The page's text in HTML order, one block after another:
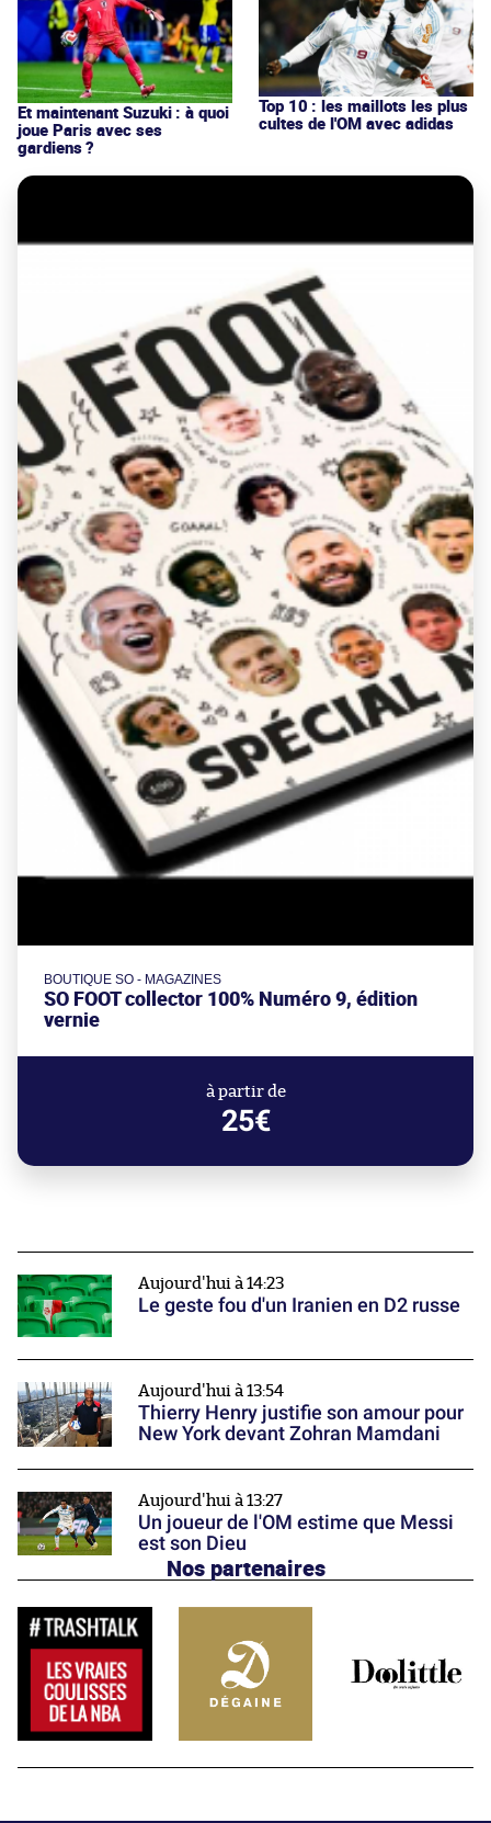
Et maintenant Suzuki : à quoi
joue Paris avec ses
gardiens ?
Top 10 : les maillots les plus
cultes de l'OM avec adidas
BOUTIQUE SO - MAGAZINES
SO FOOT collector 100% Numéro 9, édition
vernie
à partir de
25€
Aujourd'hui à 14:23
Le geste fou d'un Iranien en D2 russe
Aujourd'hui à 13:54
Thierry Henry justifie son amour pour
New York devant Zohran Mamdani
Aujourd'hui à 13:27
Un joueur de l'OM estime que Messi
est son Dieu
Nos partenaires